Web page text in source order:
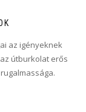
az igényeknek
útburkolat erős